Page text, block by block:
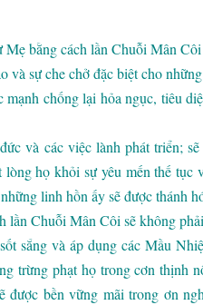
bằng cách lần Chuỗi Mân
và sự che chở đặc biệt cho
chống lại hỏa ngục, tiêu
và các việc lành phát triển;
họ khỏi sự yêu mến thế tục
linh hồn ấy sẽ được thánh
lần Chuỗi Mân Côi sẽ không
sắng và áp dụng các Mầu
trừng phạt họ trong cơn thịnh
được bền vững mãi trong ơn